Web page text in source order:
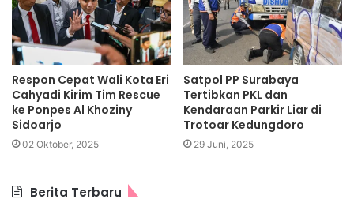
Respon Cepat Wali Kota Eri
Cahyadi Kirim Tim Rescue
ke Ponpes Al Khoziny
Sidoarjo
02 Oktober, 2025
Satpol PP Surabaya
Tertibkan PKL dan
Kendaraan Parkir Liar di
Trotoar Kedungdoro
29 Juni, 2025
Berita Terbaru